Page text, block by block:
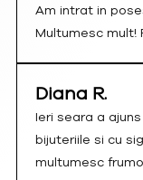
Am intrat in
Multumesc mult!
Diana R.
Ieri seara a
bijuteriile si cu
multumesc